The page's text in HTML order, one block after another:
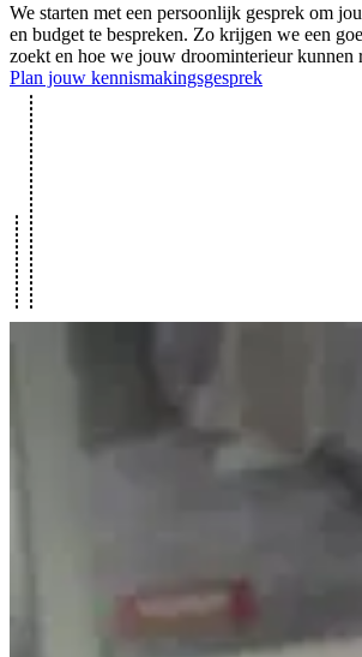
We starten met een persoonlijk gesprek om
en budget te bespreken. Zo krijgen we een
zoekt en hoe we jouw droominterieur kunnen
Plan jouw kennismakingsgesprek